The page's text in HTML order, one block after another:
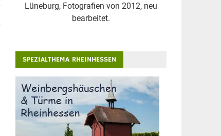
Lüneburg, Fotografien von 2012, neu
bearbeitet.
SPEZIALTHEMA RHEINHESSEN